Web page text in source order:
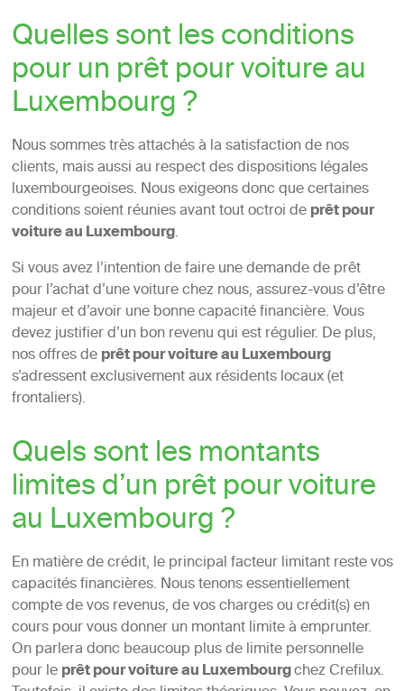
Quelles sont les conditions
pour un prêt pour voiture au
Luxembourg ?
Nous sommes très attachés à la satisfaction de nos
clients, mais aussi au respect des dispositions légales
luxembourgeoises. Nous exigeons donc que certaines
conditions soient réunies avant tout octroi deprêt pour
voiture au Luxembourg.
Si vous avez l’intention de faire une demande de prêt
pour l’achat d’une voiture chez nous, assurez-vous d’être
majeur et d’avoir une bonne capacité financière. Vous
devez justifier d’un bon revenu qui est régulier. De plus,
nos offres deprêt pour voiture au Luxembourg
s’adressent exclusivement aux résidents locaux (et
frontaliers).
Quels sont les montants
limites d’un prêt pour voiture
au Luxembourg ?
En matière de crédit, le principal facteur limitant reste vos
capacités financières. Nous tenons essentiellement
compte de vos revenus, de vos charges ou crédit(s) en
cours pour vous donner un montant limite à emprunter.
On parlera donc beaucoup plus de limite personnelle
pour leprêt pour voiture au Luxembourgchez Crefilux.